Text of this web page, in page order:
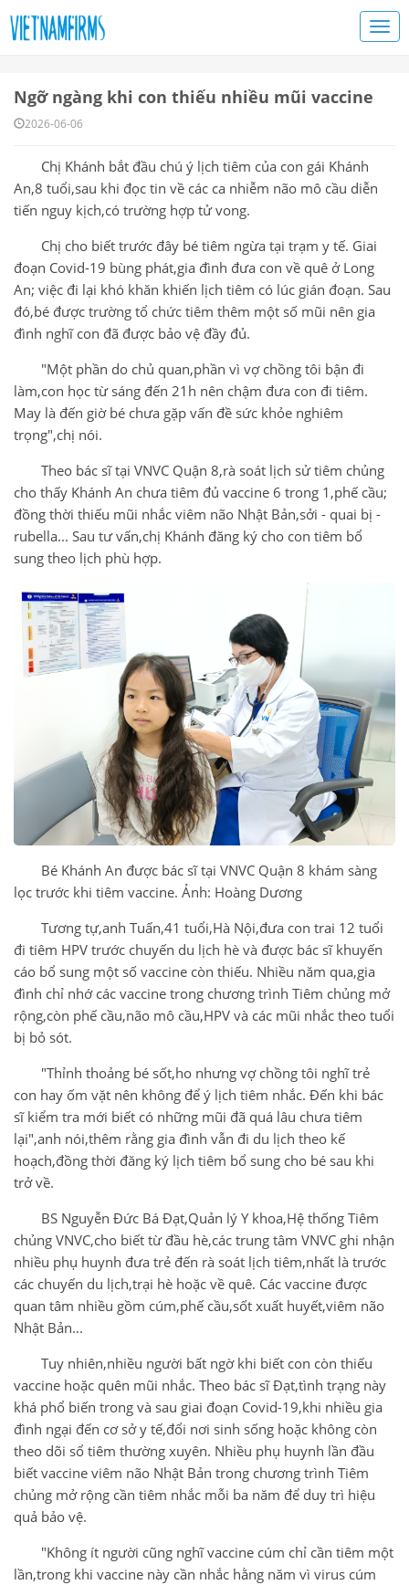
Ngỡ ngàng khi con thiếu nhiều mũi vaccine
2026-06-06
Chị Khánh bắt đầu chú ý lịch tiêm của con gái Khánh
An,8 tuổi,sau khi đọc tin về các ca nhiễm não mô cầu diễn
tiến nguy kịch,có trường hợp tử vong.
Chị cho biết trước đây bé tiêm ngừa tại trạm y tế. Giai
đoạn Covid-19 bùng phát,gia đình đưa con về quê ở Long
An; việc đi lại khó khăn khiến lịch tiêm có lúc gián đoạn. Sau
đó,bé được trường tổ chức tiêm thêm một số mũi nên gia
đình nghĩ con đã được bảo vệ đầy đủ.
"Một phần do chủ quan,phần vì vợ chồng tôi bận đi
làm,con học từ sáng đến 21h nên chậm đưa con đi tiêm.
May là đến giờ bé chưa gặp vấn đề sức khỏe nghiêm
trọng",chị nói.
Theo bác sĩ tại VNVC Quận 8,rà soát lịch sử tiêm chủng
cho thấy Khánh An chưa tiêm đủ vaccine 6 trong 1,phế cầu;
đồng thời thiếu mũi nhắc viêm não Nhật Bản,sởi - quai bị -
rubella... Sau tư vấn,chị Khánh đăng ký cho con tiêm bổ
sung theo lịch phù hợp.
Bé Khánh An được bác sĩ tại VNVC Quận 8 khám sàng
lọc trước khi tiêm vaccine. Ảnh: Hoàng Dương
Tương tự,anh Tuấn,41 tuổi,Hà Nội,đưa con trai 12 tuổi
đi tiêm HPV trước chuyến du lịch hè và được bác sĩ khuyến
cáo bổ sung một số vaccine còn thiếu. Nhiều năm qua,gia
đình chỉ nhớ các vaccine trong chương trình Tiêm chủng mở
rộng,còn phế cầu,não mô cầu,HPV và các mũi nhắc theo tuổi
bị bỏ sót.
"Thỉnh thoảng bé sốt,ho nhưng vợ chồng tôi nghĩ trẻ
con hay ốm vặt nên không để ý lịch tiêm nhắc. Đến khi bác
sĩ kiểm tra mới biết có những mũi đã quá lâu chưa tiêm
lại",anh nói,thêm rằng gia đình vẫn đi du lịch theo kế
hoạch,đồng thời đăng ký lịch tiêm bổ sung cho bé sau khi
trở về.
BS Nguyễn Đức Bá Đạt,Quản lý Y khoa,Hệ thống Tiêm
chủng VNVC,cho biết từ đầu hè,các trung tâm VNVC ghi nhận
nhiều phụ huynh đưa trẻ đến rà soát lịch tiêm,nhất là trước
các chuyến du lịch,trại hè hoặc về quê. Các vaccine được
quan tâm nhiều gồm cúm,phế cầu,sốt xuất huyết,viêm não
Nhật Bản...
Tuy nhiên,nhiều người bất ngờ khi biết con còn thiếu
vaccine hoặc quên mũi nhắc. Theo bác sĩ Đạt,tình trạng này
khá phổ biến trong và sau giai đoạn Covid-19,khi nhiều gia
đình ngại đến cơ sở y tế,đổi nơi sinh sống hoặc không còn
theo dõi sổ tiêm thường xuyên. Nhiều phụ huynh lần đầu
biết vaccine viêm não Nhật Bản trong chương trình Tiêm
chủng mở rộng cần tiêm nhắc mỗi ba năm để duy trì hiệu
quả bảo vệ.
"Không ít người cũng nghĩ vaccine cúm chỉ cần tiêm một
lần,trong khi vaccine này cần nhắc hằng năm vì virus cúm